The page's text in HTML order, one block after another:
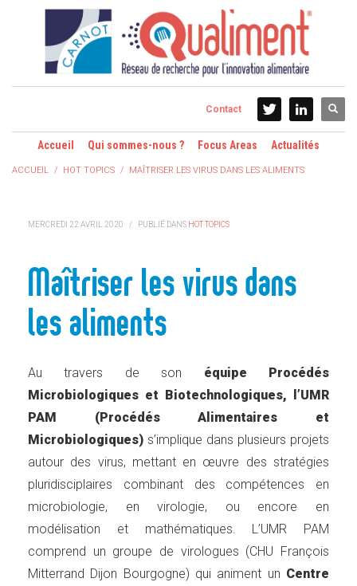
Contact
Accueil Qui sommes-nous ? Focus Areas Actualités
ACCUEIL HOT TOPICS MAÎTRISER LES VIRUS DANS LES ALIMENTS
MERCREDI 22 AVRIL 2020 / PUBLIÉ DANS HOT TOPICS
Maîtriser les virus dans
les aliments
Au travers de son équipe Procédés
Microbiologiques et Biotechnologiques, l’UMR
PAM (Procédés Alimentaires et
Microbiologiques) s’implique dans plusieurs projets
autour des virus, mettant en œuvre des stratégies
pluridisciplaires combinant des compétences en
microbiologie, en virologie, ou encore en
modélisation et mathématiques. L’UMR PAM
comprend un groupe de virologues (CHU François
Mitterrand Dijon Bourgogne) qui animent un Centre